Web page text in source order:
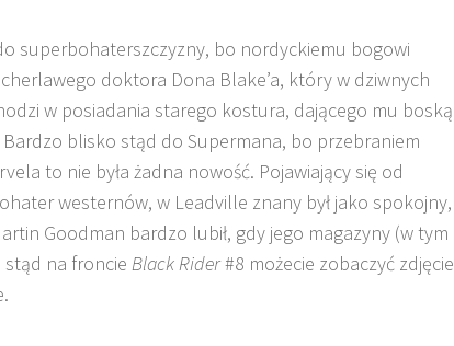
superbohaterszczyzny, bo nordyckiemu bogowi
doktora Dona Blake’a, który w dziwnych
w posiadania starego kostura, dającego mu boską
blisko stąd do Supermana, bo przebraniem
to nie była żadna nowość. Pojawiający się od
westernów, w Leadville znany był jako spokojny,
Goodman bardzo lubił, gdy jego magazyny (w tym
stąd na froncie Black Rider#8 możecie zobaczyć zdjęcie